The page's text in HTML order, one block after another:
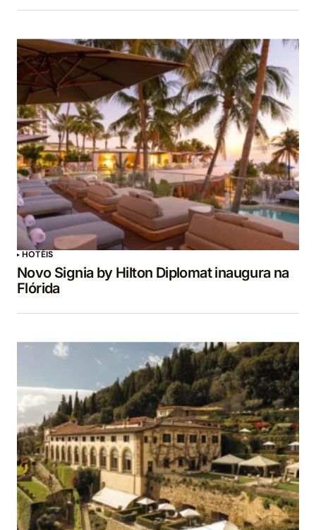
HOTÉIS
Novo Signia by Hilton Diplomat inaugura na
Flórida